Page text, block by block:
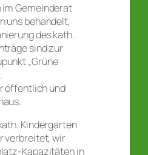
im Gemeinderat
uns behandelt,
des kath.
sind zur
„Grüne
öffentlich und
Kindergarten
verbreitet, wir
Kapazitäten in